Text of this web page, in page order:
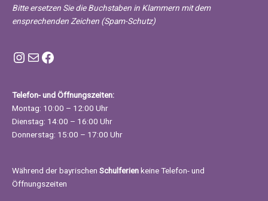
Bitte ersetzen Sie die Buchstaben in Klammern mit dem
ensprechenden Zeichen (Spam-Schutz)
Instagram FMGZ Nürnberg
E-MailFacebook
Telefon- und Öffnungszeiten:
Montag: 10:00 – 12:00 Uhr
Dienstag: 14:00 – 16:00 Uhr
Donnerstag: 15:00 – 17:00 Uhr
Während der bayrischen Schulferienkeine Telefon- und
Öffnungszeiten